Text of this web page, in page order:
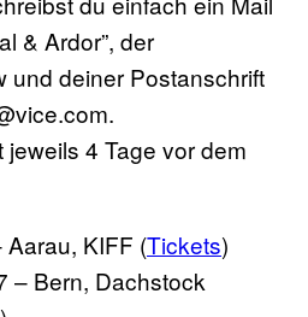
& Ardor”, der
und deiner Postanschrift
4 Tage vor dem
KIFF (Tickets)
– Bern, Dachstock